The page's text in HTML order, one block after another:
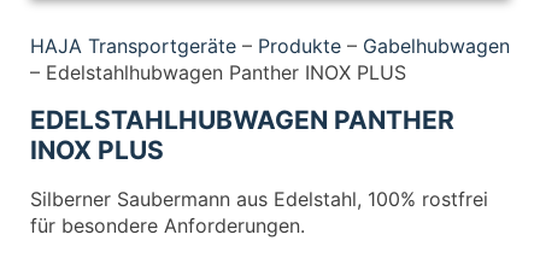
HAJA Transportgeräte – Produkte – Gabelhubwagen
– Edelstahlhubwagen Panther INOX PLUS
EDELSTAHLHUBWAGEN PANTHER
INOX PLUS
Silberner Saubermann aus Edelstahl, 100% rostfrei
für besondere Anforderungen.